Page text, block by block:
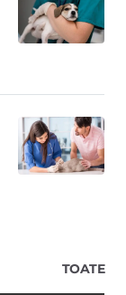
TOATE